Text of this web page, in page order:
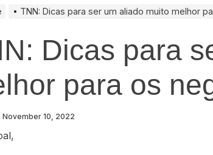
TNN: Dicas para ser um aliado muito melhor
Dicas para
para os
November 10, 2022